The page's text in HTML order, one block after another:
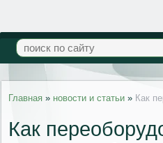
Главная » новости и статьи » Как
Как